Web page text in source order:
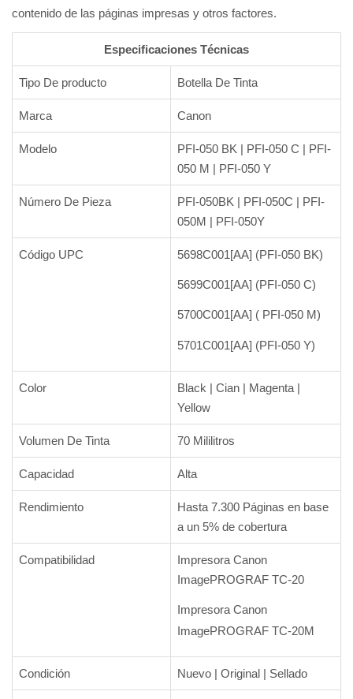
contenido de las páginas impresas y otros factores.
Especificaciones Técnicas
Tipo De producto Botella De Tinta
Marca Canon
Modelo
PFI-050 BK | PFI-050 C | PFI-
050 M | PFI-050 Y
Número De Pieza
PFI-050BK | PFI-050C | PFI-
050M | PFI-050Y
Código UPC 5698C001[AA] (PFI-050 BK)
5699C001[AA] (PFI-050 C)
5700C001[AA] ( PFI-050 M)
5701C001[AA] (PFI-050 Y)
Color
Black | Cian | Magenta |
Yellow
Volumen De Tinta 70 Mililitros
Capacidad Alta
Rendimiento
Hasta 7.300 Páginas en base
a un 5% de cobertura
Compatibilidad
Impresora Canon
ImagePROGRAF TC-20
Impresora Canon
ImagePROGRAF TC-20M
Condición Nuevo | Original | Sellado